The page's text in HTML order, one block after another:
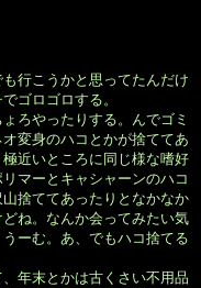
行こうかと思ってたんだけ
ゴロゴロする。
ろやったりする。んでゴミ
変身のハコとかが捨ててあ
近いところに同じ様な嗜好
マーとキャシャーンのハコ
捨ててあったりとなかなか
ね。なんか会ってみたい気
ーむ。あ、でもハコ捨てる
年末とかは古くさい不用品